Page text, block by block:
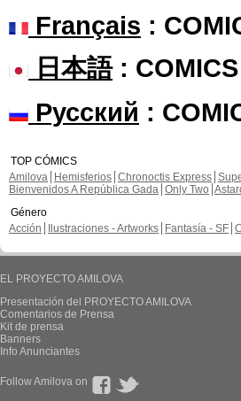
Français :
日本語: COMICS
Русский :
TOP CÓMICS
Amilova
Hemisferios Chronoctis Express
Bienvenidos A República Gada Only Two
Género
Acción
Ilustraciones - Artworks Fantasía - SF
EL PROYECTO AMILOVA
Presentación del PROYECTO AMILOVA
Comentarios de Prensa
Kit de prensa
Banners
Info Anunciantes
Follow Amilova on